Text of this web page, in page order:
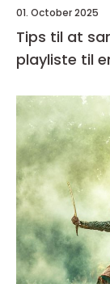
01. October 2025
Tips til at
playliste til